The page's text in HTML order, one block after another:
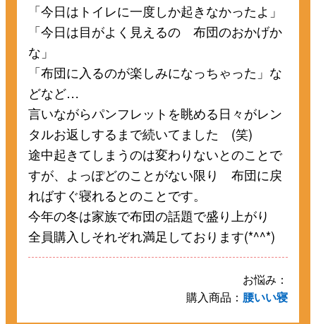
「今日はトイレに一度しか起きなかったよ」
「今日は目がよく見えるの 布団のおかげか
な」
「布団に入るのが楽しみになっちゃった」な
どなど…
言いながらパンフレットを眺める日々がレン
タルお返しするまで続いてました (笑)
途中起きてしまうのは変わりないとのことで
すが、よっぽどのことがない限り 布団に戻
ればすぐ寝れるとのことです。
今年の冬は家族で布団の話題で盛り上がり
全員購入しそれぞれ満足しております(*^^*)
お悩み：
購入商品： 腰いい寝